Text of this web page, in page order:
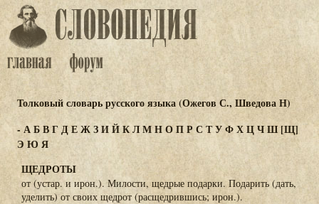
Толковый словарь русского языка (Ожегов С., Шведова Н)
-АБВГДЕЖЗИЙКЛМНОПР СТУФХЦЧШ[Щ]
Э Ю Я
ЩЕДРОТЫ
от (устар. и ирон.). Милости, щедрые подарки. Подарить (дать,
уделить) от своих щедрот (расщедрившись; ирон.).